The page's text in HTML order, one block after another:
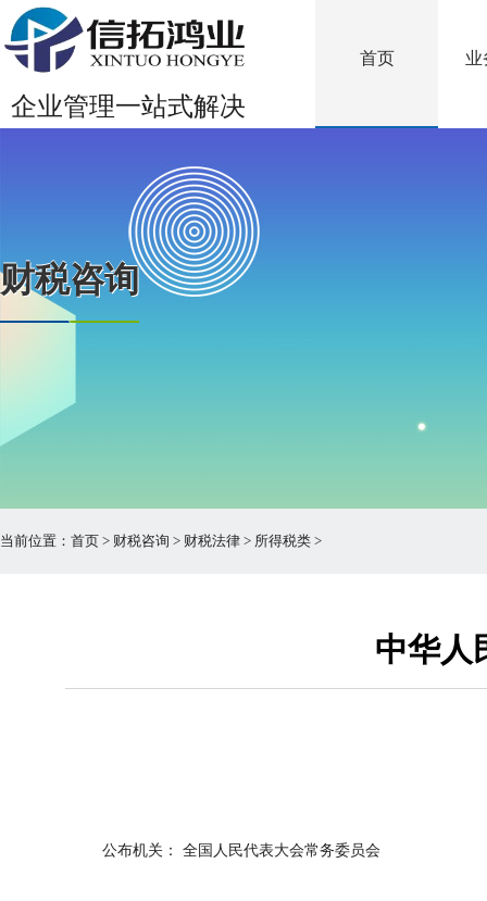
企业管理一站式解决
首页 业
财税咨询
当前位置： 首页 > 财税咨询 > 财税法律 > 所得税类 >
中华人
公布机关： 全国人民代表大会常务委员会